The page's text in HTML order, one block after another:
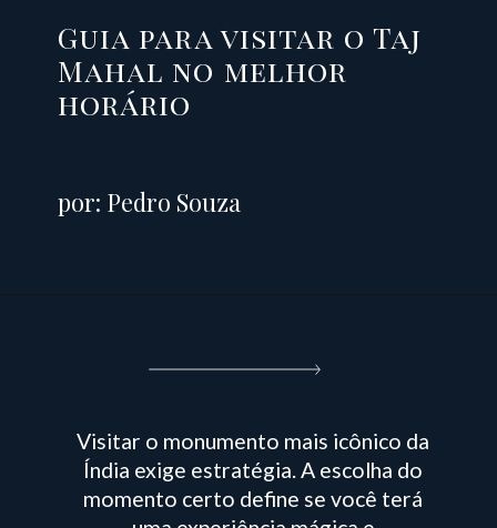
Guia para visitar o Taj
Mahal no melhor
horário
por: Pedro Souza
Visitar o monumento mais icônico da
Índia exige estratégia. A escolha do
momento certo define se você terá